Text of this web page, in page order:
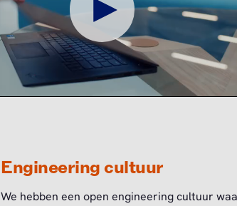
Engineering cultuur
We hebben een open engineering cultuur